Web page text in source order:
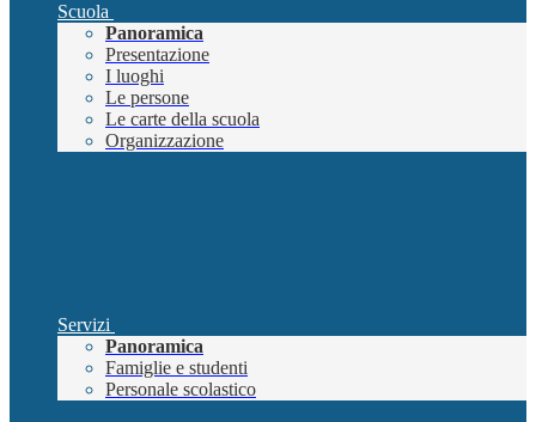
Scuola
Panoramica
Presentazione
I luoghi
Le persone
Le carte della scuola
Organizzazione
Servizi
Panoramica
Famiglie e studenti
Personale scolastico